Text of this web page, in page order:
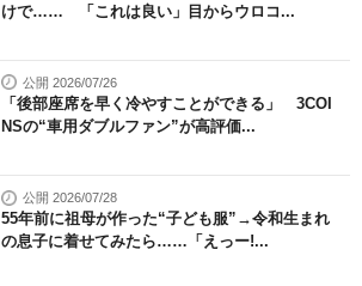
けで…… 「これは良い」目からウロコ...
公開 2026/07/26
「後部座席を早く冷やすことができる」 3COI
NSの“車用ダブルファン”が高評価...
公開 2026/07/28
55年前に祖母が作った“子ども服”→令和生まれ
の息子に着せてみたら……「えっー!...